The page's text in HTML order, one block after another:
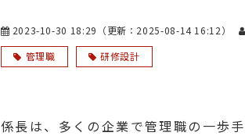
2023-10-30 18:29 （更新： 2025-08-14 16:12）
管理職
研修設計
係長は、多くの企業で管理職の一歩